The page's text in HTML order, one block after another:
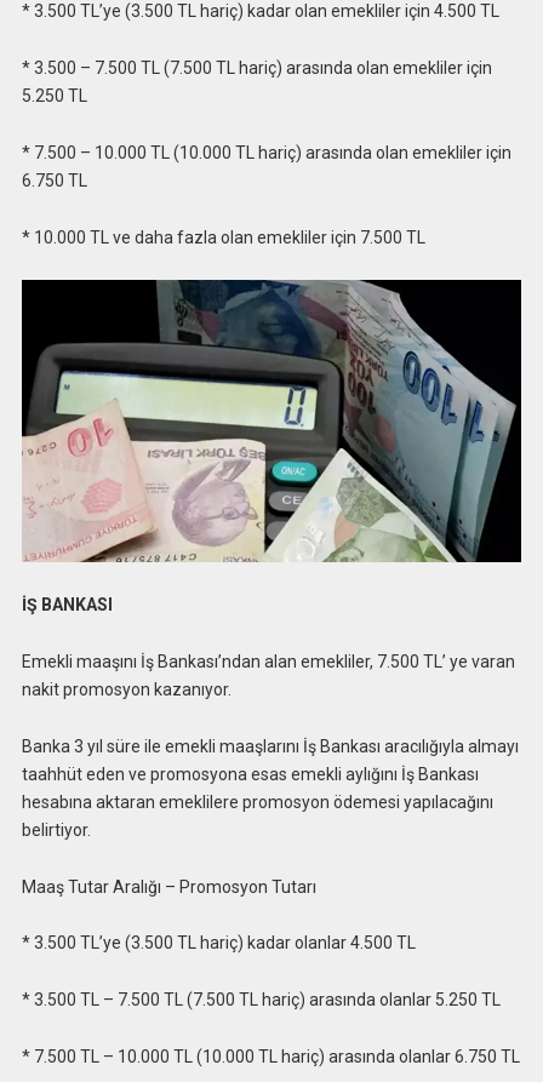
* 3.500 TL’ye (3.500 TL hariç) kadar olan emekliler için 4.500 TL
* 3.500 – 7.500 TL (7.500 TL hariç) arasında olan emekliler için
5.250 TL
* 7.500 – 10.000 TL (10.000 TL hariç) arasında olan emekliler için
6.750 TL
* 10.000 TL ve daha fazla olan emekliler için 7.500 TL
İŞ BANKASI
Emekli maaşını İş Bankası’ndan alan emekliler, 7.500 TL’ ye varan
nakit promosyon kazanıyor.
Banka 3 yıl süre ile emekli maaşlarını İş Bankası aracılığıyla almayı
taahhüt eden ve promosyona esas emekli aylığını İş Bankası
hesabına aktaran emeklilere promosyon ödemesi yapılacağını
belirtiyor.
Maaş Tutar Aralığı – Promosyon Tutarı
* 3.500 TL’ye (3.500 TL hariç) kadar olanlar 4.500 TL
* 3.500 TL – 7.500 TL (7.500 TL hariç) arasında olanlar 5.250 TL
* 7.500 TL – 10.000 TL (10.000 TL hariç) arasında olanlar 6.750 TL